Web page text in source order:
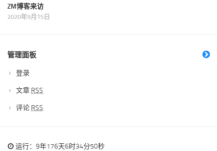
ZM博客来访
2020年9月15日
管理面板
登录
文章 RSS
评论 RSS
运行：9年176天6时34分50秒